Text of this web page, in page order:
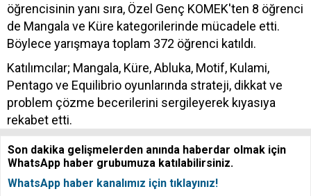
öğrencisinin yanı sıra, Özel Genç KOMEK'ten 8 öğrenci
de Mangala ve Küre kategorilerinde mücadele etti.
Böylece yarışmaya toplam 372 öğrenci katıldı.
Katılımcılar; Mangala, Küre, Abluka, Motif, Kulami,
Pentago ve Equilibrio oyunlarında strateji, dikkat ve
problem çözme becerilerini sergileyerek kıyasıya
rekabet etti.
Son dakika gelişmelerden anında haberdar olmak için
WhatsApp haber grubumuza katılabilirsiniz.
WhatsApp haber kanalımız için tıklayınız!